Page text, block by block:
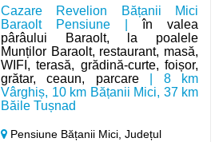
Cazare Revelion Bățanii Mici
Baraolt Pensiune |în valea
pârâului Baraolt, la poalele
Munților Baraolt, restaurant, masă,
WIFI, terasă, grădină-curte, foișor,
grătar, ceaun, parcare| 8 km
Vârghiș, 10 km Bățanii Mici, 37 km
Băile Tușnad
Pensiune Bățanii Mici,Județul